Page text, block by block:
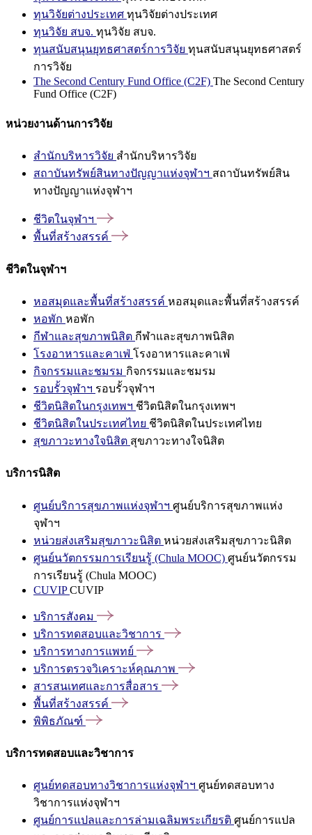
ทุนวิจัยต่างประเทศ ทุนวิจัยต่างประเทศ
ทุนวิจัย สบจ. ทุนวิจัย สบจ.
ทุนสนับสนุนยุทธศาสตร์การวิจัย ทุนสนับสนุนยุทธศาสตร์
การวิจัย
The Second Century Fund Office (C2F) The Second Century
Fund Office (C2F)
หน่วยงานด้านการวิจัย
สำนักบริหารวิจัย สำนักบริหารวิจัย
สถาบันทรัพย์สินทางปัญญาแห่งจุฬาฯ สถาบันทรัพย์สิน
ทางปัญญาแห่งจุฬาฯ
ชีวิตในจุฬาฯ
พื้นที่สร้างสรรค์
ชีวิตในจุฬาฯ
หอสมุดและพื้นที่สร้างสรรค์ หอสมุดและพื้นที่สร้างสรรค์
หอพัก หอพัก
กีฬาและสุขภาพนิสิต กีฬาและสุขภาพนิสิต
โรงอาหารและคาเฟ่ โรงอาหารและคาเฟ่
กิจกรรมและชมรม กิจกรรมและชมรม
รอบรั้วจุฬาฯ รอบรั้วจุฬาฯ
ชีวิตนิสิตในกรุงเทพฯ ชีวิตนิสิตในกรุงเทพฯ
ชีวิตนิสิตในประเทศไทย ชีวิตนิสิตในประเทศไทย
สุขภาวะทางใจนิสิต สุขภาวะทางใจนิสิต
บริการนิสิต
ศูนย์บริการสุขภาพแห่งจุฬาฯ ศูนย์บริการสุขภาพแห่ง
จุฬาฯ
หน่วยส่งเสริมสุขภาวะนิสิต หน่วยส่งเสริมสุขภาวะนิสิต
ศูนย์นวัตกรรมการเรียนรู้ (Chula MOOC) ศูนย์นวัตกรรม
การเรียนรู้ (Chula MOOC)
CUVIPCUVIP
บริการสังคม
บริการทดสอบและวิชาการ
บริการทางการแพทย์
บริการตรวจวิเคราะห์คุณภาพ
สารสนเทศและการสื่อสาร
พื้นที่สร้างสรรค์
พิพิธภัณฑ์
บริการทดสอบและวิชาการ
ศูนย์ทดสอบทางวิชาการแห่งจุฬาฯ ศูนย์ทดสอบทาง
วิชาการแห่งจุฬาฯ
ศูนย์การแปลและการล่ามเฉลิมพระเกียรติ ศูนย์การแปล